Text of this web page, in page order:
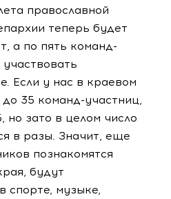
православной
теперь будет
а по пять команд-
Если у нас в краевом
35 команд-участниц,
но зато в целом число
в разы. Значит, еще
познакомятся
будут
спорте, музыке,